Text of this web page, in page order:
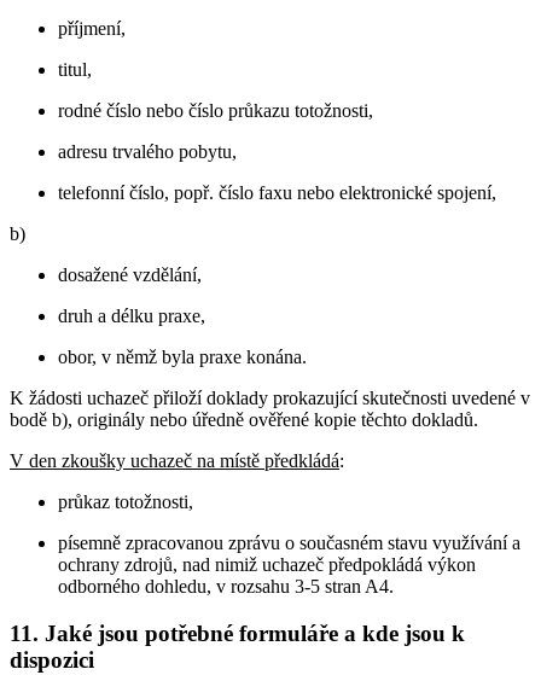
příjmení,
titul,
rodné číslo nebo číslo průkazu totožnosti,
adresu trvalého pobytu,
telefonní číslo, popř. číslo faxu nebo elektronické spojení,
b)
dosažené vzdělání,
druh a délku praxe,
obor, v němž byla praxe konána.
K žádosti uchazeč přiloží doklady prokazující skutečnosti uvedené v
bodě b), originály nebo úředně ověřené kopie těchto dokladů.
V den zkoušky uchazeč na místě předkládá:
průkaz totožnosti,
písemně zpracovanou zprávu o současném stavu využívání a
ochrany zdrojů, nad nimiž uchazeč předpokládá výkon
odborného dohledu, v rozsahu 3-5 stran A4.
11. Jaké jsou potřebné formuláře a kde jsou k
dispozici